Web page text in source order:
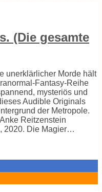
(Die gesamte
unerklärlicher Morde hält
Fantasy-Reihe
mysteriös und
Audible Originals
der Metropole.
Reitzenstein
2020. Die Magier…